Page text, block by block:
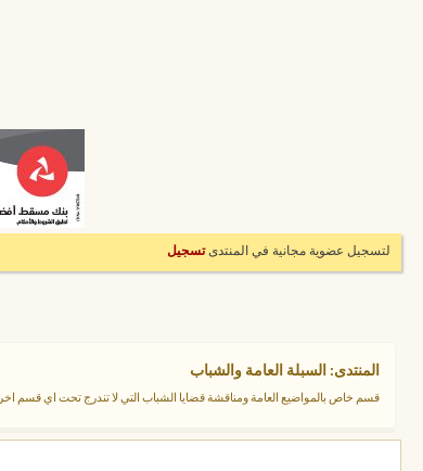
لتسجيل عضوية مجانية في المنتدىتسجيل
المنتدى: السبلة العامة والشباب
قسم خاص بالمواضيع العامة ومناقشة قضايا الشباب التي لا تندرج تحت اي قسم اخر